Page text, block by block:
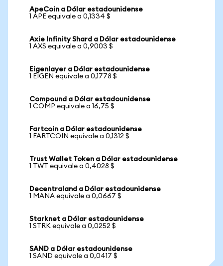
ApeCoin a Dólar estadounidense
1 APE equivale a 0,1334 $
Axie Infinity Shard a Dólar estadounidense
1 AXS equivale a 0,9003 $
Eigenlayer a Dólar estadounidense
1 EIGEN equivale a 0,1778 $
Compound a Dólar estadounidense
1 COMP equivale a 16,75 $
Fartcoin a Dólar estadounidense
1 FARTCOIN equivale a 0,1312 $
Trust Wallet Token a Dólar estadounidense
1 TWT equivale a 0,4028 $
Decentraland a Dólar estadounidense
1 MANA equivale a 0,0667 $
Starknet a Dólar estadounidense
1 STRK equivale a 0,0252 $
SAND a Dólar estadounidense
1 SAND equivale a 0,0417 $